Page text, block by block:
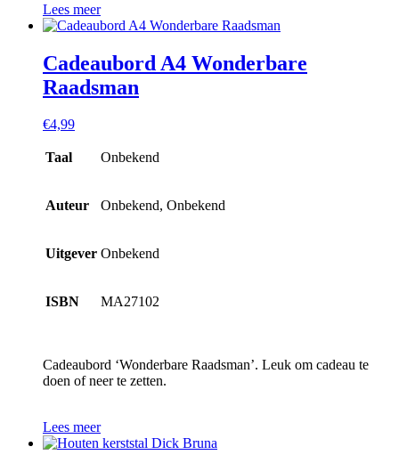
Lees meer
Cadeaubord A4 Wonderbare
Raadsman
€4,99
Taal Onbekend
Auteur Onbekend, Onbekend
Uitgever Onbekend
ISBN MA27102
Cadeaubord ‘Wonderbare Raadsman’. Leuk om cadeau te
doen of neer te zetten.
Lees meer